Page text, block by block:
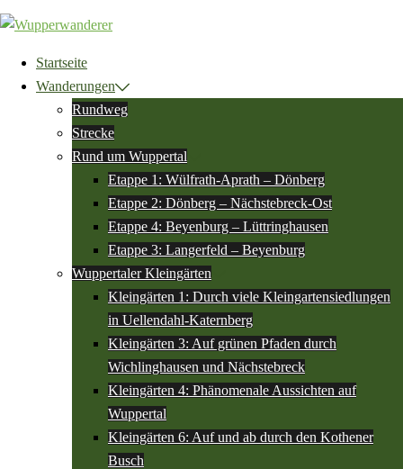
Zum
Inhalt
springenStartseite
Wanderungen
Rundweg
Strecke
Rund um Wuppertal
Etappe 1: Wülfrath-Aprath – Dönberg
Etappe 2: Dönberg – Nächstebreck-Ost
Etappe 4: Beyenburg – Lüttringhausen
Etappe 3: Langerfeld – Beyenburg
Wuppertaler Kleingärten
Kleingärten 1: Durch viele Kleingartensiedlungen
in Uellendahl-Katernberg
Kleingärten 3: Auf grünen Pfaden durch
Wichlinghausen und Nächstebreck
Kleingärten 4: Phänomenale Aussichten auf
Wuppertal
Kleingärten 6: Auf und ab durch den Kothener
Busch